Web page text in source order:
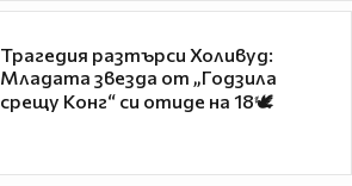
Трагедия разтърси Холивуд:
Младата звезда от „Годзила
срещу Конг“ си отиде на 18🕊️